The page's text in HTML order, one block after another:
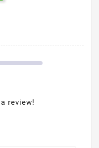
review!